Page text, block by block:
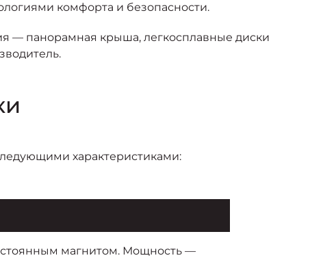
комфорта и безопасности.
— панорамная крыша, легкосплавные диски
характеристиками:
магнитом. Мощность —